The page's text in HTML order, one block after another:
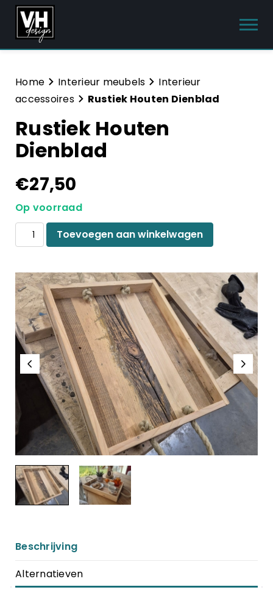
Producten
Tuinmeubelen
Sanitair
Meubelsets
Blog
Hulp & Contact
Home Interieur meubels
Interieur
accessoires
Rustiek Houten Dienblad
Rustiek Houten
Dienblad
€27,50
Op voorraad
Rustiek
Houten
Dienblad
Toevoegen aan winkelwagen
Beschrijving
Alternatieven